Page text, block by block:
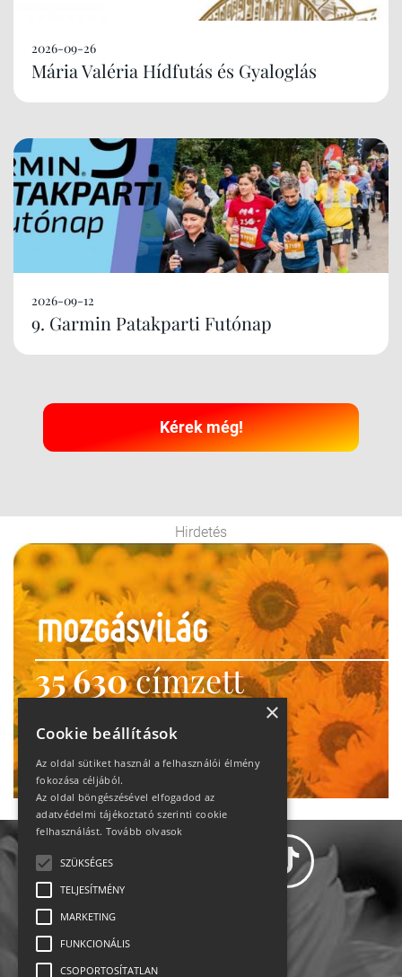
2026-09-26
Mária Valéria Hídfutás és Gyaloglás
2026-09-12
9. Garmin Patakparti Futónap
Kérek még!
Hirdetés
35 630címzett
heti motiváció
Ne maradj le!
×
Cookie beállítások
Az oldal sütiket használ a felhasználói élmény
fokozása céljából.
Az oldal böngészésével elfogadod az
adatvédelmi tájékoztató szerinti cookie
felhasználást. Tovább olvasok
SZÜKSÉGES
TELJESÍTMÉNY
MARKETING
FUNKCIONÁLIS
CSOPORTOSÍTATLAN